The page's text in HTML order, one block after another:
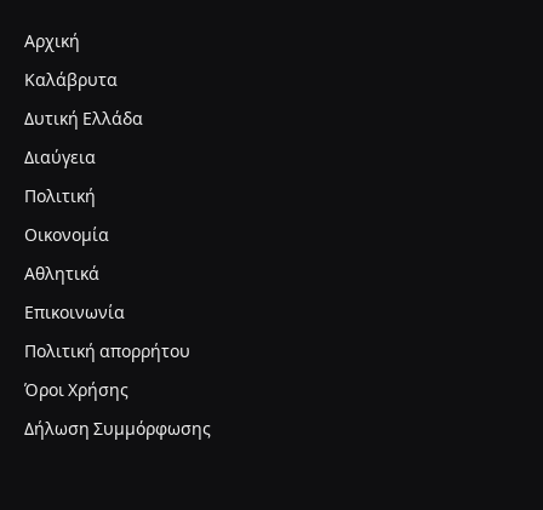
Αρχική
Καλάβρυτα
Δυτική Ελλάδα
Διαύγεια
Πολιτική
Οικονομία
Αθλητικά
Επικοινωνία
Πολιτική απορρήτου
Όροι Χρήσης
Δήλωση Συμμόρφωσης